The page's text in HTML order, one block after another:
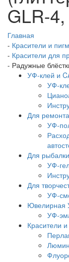
GLR-4,
Главная
- Красители и
- Красители для
- Радужные
УФ-клей и
УФ-
Для
УФ-
Для рыбалки
УФ-
Для
УФ-
Ювелирная
УФ-
Красители